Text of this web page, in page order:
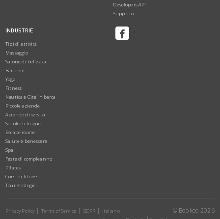
Developers API
Supporto
INDUSTRIE
Tipi di attività
Massaggio
Salone di bellezza
Barbiere
Yoga
Fitness
Nautica e Gite in barca
Piccole aziende
Aziende di servizi
Scuole di lingue
Escape rooms
Salute e benessere
Spa
Feste di compleanno
Pilates
Corsi di fitness
Tour enologici
Privacy Policy Terms of Service GDPR
Italiano
© Bookeo 2026